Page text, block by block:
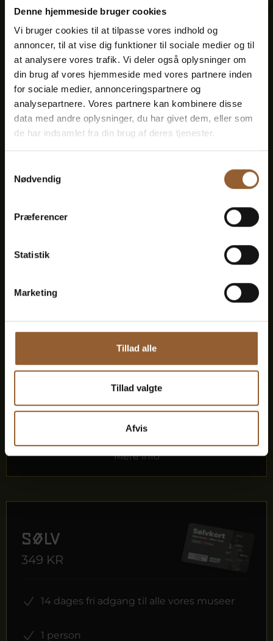
Denne hjemmeside bruger cookies
Vi bruger cookies til at tilpasse vores indhold og
annoncer, til at vise dig funktioner til sociale medier og til
at analysere vores trafik. Vi deler også oplysninger om
din brug af vores hjemmeside med vores partnere inden
for sociale medier, annonceringspartnere og
analysepartnere. Vores partnere kan kombinere disse
data med andre oplysninger, du har givet dem, eller som
de har indsamlet fra din brug af deres tjenester.
Nødvendig
Præferencer
Statistik
Marketing
Tillad alle
Tillad valgte
Afvis
Medlemsfordel hos Universe
Mere info
Guld
museer
1 person
Kan benyttes til Bork Vikingemarked,
Naturkraft After Dark og Lokes Aften
Mere info
Sølv
349 KR
14 dages fri adgang til alle vores museer
1 person